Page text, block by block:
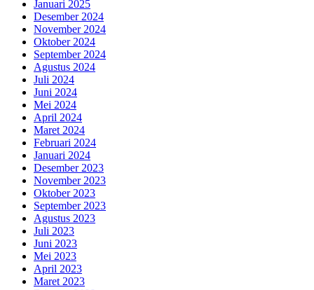
Januari 2025
Desember 2024
November 2024
Oktober 2024
September 2024
Agustus 2024
Juli 2024
Juni 2024
Mei 2024
April 2024
Maret 2024
Februari 2024
Januari 2024
Desember 2023
November 2023
Oktober 2023
September 2023
Agustus 2023
Juli 2023
Juni 2023
Mei 2023
April 2023
Maret 2023